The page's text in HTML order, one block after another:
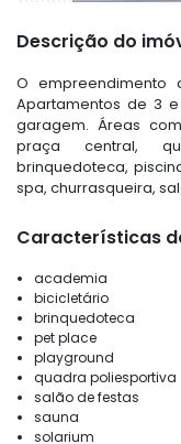
Descrição do
O empreendimento
Apartamentos de 3
garagem. Áreas
praça central,
brinquedoteca,
spa, churrasqueira,
Características
academia
bicicletário
brinquedoteca
pet place
playground
quadra poliesportiva
salão de festas
sauna
solarium